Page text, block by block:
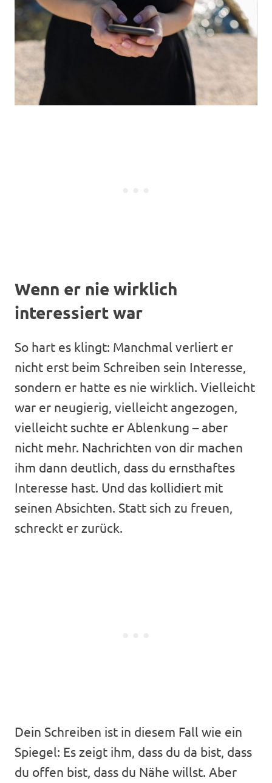
Wenn er nie wirklich
interessiert war
So hart es klingt: Manchmal verliert er
nicht erst beim Schreiben sein Interesse,
sondern er hatte es nie wirklich. Vielleicht
war er neugierig, vielleicht angezogen,
vielleicht suchte er Ablenkung – aber
nicht mehr. Nachrichten von dir machen
ihm dann deutlich, dass du ernsthaftes
Interesse hast. Und das kollidiert mit
seinen Absichten. Statt sich zu freuen,
schreckt er zurück.
Dein Schreiben ist in diesem Fall wie ein
Spiegel: Es zeigt ihm, dass du da bist, dass
du offen bist, dass du Nähe willst. Aber